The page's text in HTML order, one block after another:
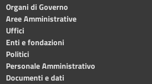
Organi di Governo
Aree Amministrative
Uffici
Enti e fondazioni
Politici
Personale Amministrativo
Documenti e dati